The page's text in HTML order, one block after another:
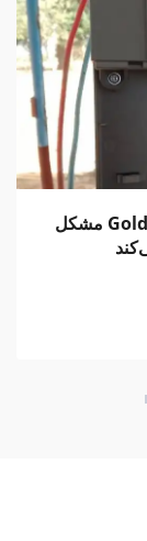
اینورتر پمپ آب خورشیدی Goldbell G580MPV مشکل